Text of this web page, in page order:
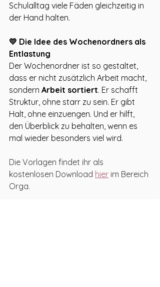
Schulalltag viele Fäden gleichzeitig in
der Hand halten.
💛 Die Idee des Wochenordners als
Entlastung
Der Wochenordner ist so gestaltet,
dass er nicht zusätzlich Arbeit macht,
sondern Arbeit sortiert. Er schafft
Struktur, ohne starr zu sein. Er gibt
Halt, ohne einzuengen. Und er hilft,
den Überblick zu behalten, wenn es
mal wieder besonders viel wird.
Die Vorlagen findet ihr als
kostenlosen Download hier im Bereich
Orga.